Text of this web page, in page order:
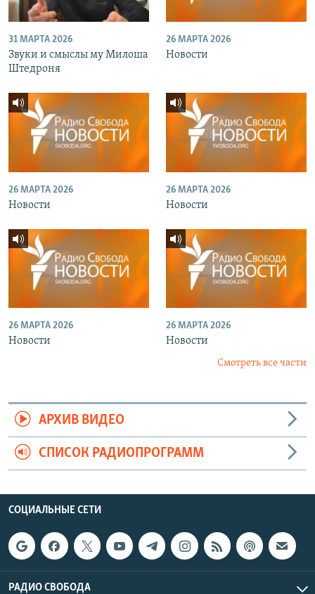
31 МАРТА 2026
Звуки и смыслы му Милоша
Штедроня
26 МАРТА 2026
Новости
26 МАРТА 2026
Новости
26 МАРТА 2026
Новости
26 МАРТА 2026
Новости
26 МАРТА 2026
Новости
Смотреть все части
АРХИВ ВИДЕО
СПИСОК РАДИОПРОГРАММ
СОЦИАЛЬНЫЕ СЕТИ
РАДИО СВОБОДА